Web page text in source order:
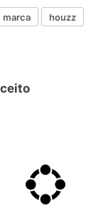
marca
houzz